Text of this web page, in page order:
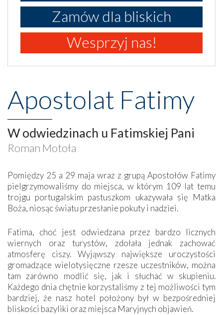
Zamów dla bliskich
Wesprzyj nas!
Apostolat Fatimy
W odwiedzinach u Fatimskiej Pani
Roman Motoła
Pomiędzy 25 a 29 maja wraz z grupą Apostołów Fatimy
pielgrzymowaliśmy do miejsca, w którym 109 lat temu
trojgu portugalskim pastuszkom ukazywała się Matka
Boża, niosąc światu przesłanie pokuty i nadziei.
Fatima, choć jest odwiedzana przez bardzo licznych
wiernych oraz turystów, zdołała jednak zachować
atmosferę ciszy. Wyjąwszy największe uroczystości
gromadzące wielotysięczne rzesze uczestników, można
tam zarówno modlić się, jak i słuchać w skupieniu.
Każdego dnia chętnie korzystaliśmy z tej możliwości tym
bardziej, że nasz hotel położony był w bezpośredniej
bliskości bazyliki oraz miejsca Maryjnych objawień.